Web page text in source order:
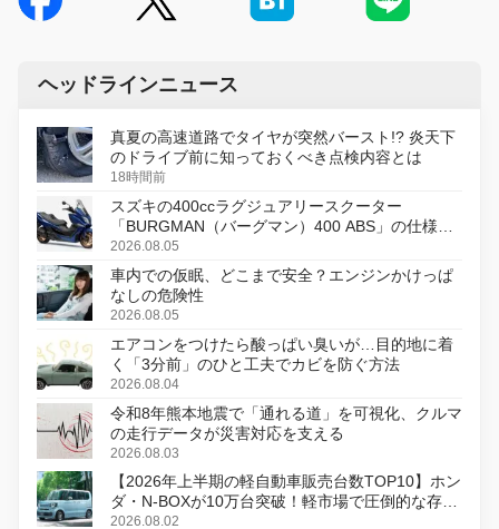
ヘッドラインニュース
真夏の高速道路でタイヤが突然バースト!? 炎天下
のドライブ前に知っておくべき点検内容とは
18時間前
スズキの400ccラグジュアリースクーター
「BURGMAN（バーグマン）400 ABS」の仕様を
変更し、8月18日に発売
2026.08.05
車内での仮眠、どこまで安全？エンジンかけっぱ
なしの危険性
2026.08.05
エアコンをつけたら酸っぱい臭いが…目的地に着
く「3分前」のひと工夫でカビを防ぐ方法
2026.08.04
令和8年熊本地震で「通れる道」を可視化、クルマ
の走行データが災害対応を支える
2026.08.03
【2026年上半期の軽自動車販売台数TOP10】ホン
ダ・N-BOXが10万台突破！軽市場で圧倒的な存在
感
2026.08.02